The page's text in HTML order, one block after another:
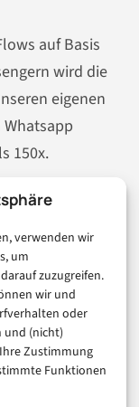
verwenden wir
um
zuzugreifen.
wir und
oder
und (nicht)
Zustimmung
Funktionen
auf Basis
wird die
eigenen
150x.
sich hier.
wenn die
aus Chatbot
und messbarer
im